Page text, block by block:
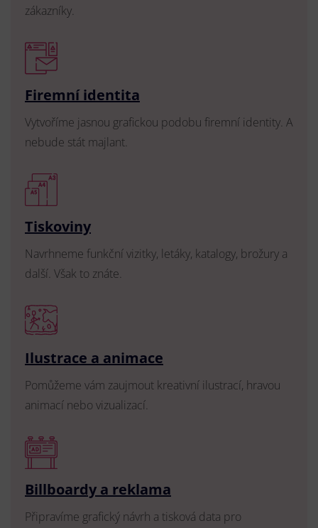
zákazníky.
Firemní identita
Vytvoříme jasnou grafickou podobu firemní identity. A
nebude stát majlant.
Tiskoviny
Navrhneme funkční vizitky, letáky, katalogy, brožury a
další. Však to znáte.
Ilustrace a animace
Pomůžeme vám zaujmout kreativní ilustrací, hravou
animací nebo vizualizací.
Billboardy a reklama
Připravíme grafický návrh a tisková data pro